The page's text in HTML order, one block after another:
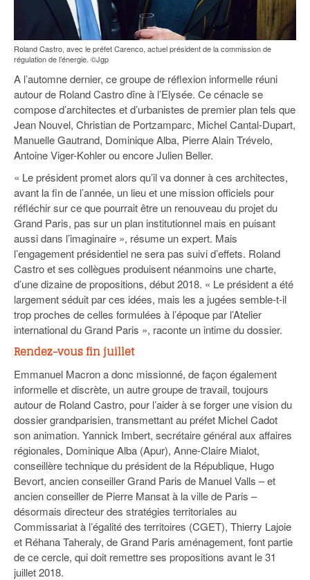
Roland Castro, avec le préfet Carenco, actuel président de la commission de
régulation de l’énergie. ©Jgp
A l’automne dernier, ce groupe de réflexion informelle réuni
autour de Roland Castro dîne à l’Elysée. Ce cénacle se
compose d’architectes et d’urbanistes de premier plan tels que
Jean Nouvel, Christian de Portzamparc, Michel Cantal-Dupart,
Manuelle Gautrand, Dominique Alba, Pierre Alain Trévelo,
Antoine Viger-Kohler ou encore Julien Beller.
« Le président promet alors qu’il va donner à ces architectes,
avant la fin de l’année, un lieu et une mission officiels pour
réfléchir sur ce que pourrait être un renouveau du projet du
Grand Paris, pas sur un plan institutionnel mais en puisant
aussi dans l’imaginaire », résume un expert. Mais
l’engagement présidentiel ne sera pas suivi d’effets. Roland
Castro et ses collègues produisent néanmoins une charte,
d’une dizaine de propositions, début 2018. « Le président a été
largement séduit par ces idées, mais les a jugées semble-t-il
trop proches de celles formulées à l’époque par l’Atelier
international du Grand Paris », raconte un intime du dossier.
Rendez-vous fin juillet
Emmanuel Macron a donc missionné, de façon également
informelle et discrète, un autre groupe de travail, toujours
autour de Roland Castro, pour l’aider à se forger une vision du
dossier grandparisien, transmettant au préfet Michel Cadot
son animation. Yannick Imbert, secrétaire général aux affaires
régionales, Dominique Alba (Apur), Anne-Claire Mialot,
conseillère technique du président de la République, Hugo
Bevort, ancien conseiller Grand Paris de Manuel Valls – et
ancien conseiller de Pierre Mansat à la ville de Paris –
désormais directeur des stratégies territoriales au
Commissariat à l’égalité des territoires (CGET), Thierry Lajoie
et Réhana Taheraly, de Grand Paris aménagement, font partie
de ce cercle, qui doit remettre ses propositions avant le 31
juillet 2018.